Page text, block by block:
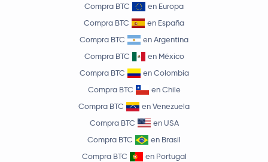
Compra BTC
en Europa
Compra BTC
en España
Compra BTC
en Argentina
Compra BTC
en México
Compra BTC
en Colombia
Compra BTC
en Chile
Compra BTC
en Venezuela
Compra BTC
en USA
Compra BTC
en Brasil
Compra BTC
en Portugal